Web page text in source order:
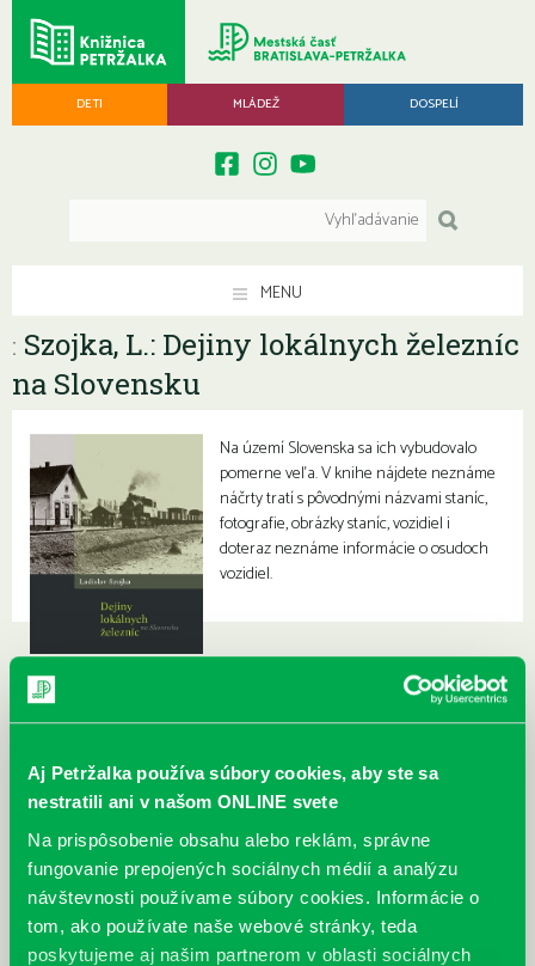
Aj Petržalka používa súbory cookies, aby ste sa
nestratili ani v našom ONLINE svete
Na prispôsobenie obsahu alebo reklám, správne
fungovanie prepojených sociálnych médií a analýzu
návštevnosti používame súbory cookies. Informácie o
tom, ako používate naše webové stránky, teda
poskytujeme aj našim partnerom v oblasti sociálnych
DETI MLÁDEŽ DOSPELÍ
MENU
: Szojka, L.: Dejiny lokálnych železníc
na Slovensku
Na území Slovenska sa ich vybudovalo
pomerne veľa. V knihe nájdete neznáme
náčrty tratí s pôvodnými názvami staníc,
fotografie, obrázky staníc, vozidiel i
doteraz neznáme informácie o osudoch
vozidiel.